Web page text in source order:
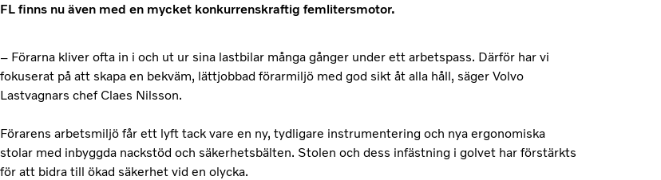
FL finns nu även med en mycket konkurrenskraftig femlitersmotor.
– Förarna kliver ofta in i och ut ur sina lastbilar många gånger under ett arbetspass. Därför har vi
fokuserat på att skapa en bekväm, lättjobbad förarmiljö med god sikt åt alla håll, säger Volvo
Lastvagnars chef Claes Nilsson.
Förarens arbetsmiljö får ett lyft tack vare en ny, tydligare instrumentering och nya ergonomiska
stolar med inbyggda nackstöd och säkerhetsbälten. Stolen och dess infästning i golvet har förstärkts
för att bidra till ökad säkerhet vid en olycka.